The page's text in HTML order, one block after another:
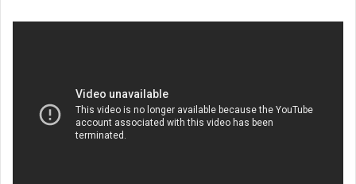
إلكترونيا